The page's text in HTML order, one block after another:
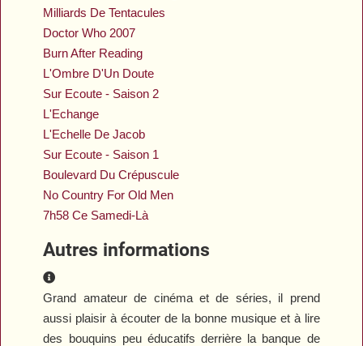
Milliards De Tentacules
Doctor Who 2007
Burn After Reading
L'Ombre D'Un Doute
Sur Ecoute - Saison 2
L'Echange
L'Echelle De Jacob
Sur Ecoute - Saison 1
Boulevard Du Crépuscule
No Country For Old Men
7h58 Ce Samedi-Là
Autres informations
Autres informations
Grand amateur de cinéma et de séries, il prend
aussi plaisir à écouter de la bonne musique et à lire
des bouquins peu éducatifs derrière la banque de